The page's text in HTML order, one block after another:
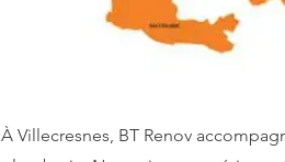
À Villecresnes, BT Renov